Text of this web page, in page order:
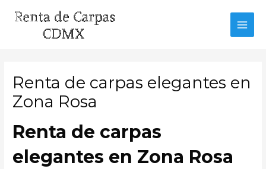
Renta de carpas elegantes en
Zona Rosa
Renta de carpas
elegantes en Zona Rosa